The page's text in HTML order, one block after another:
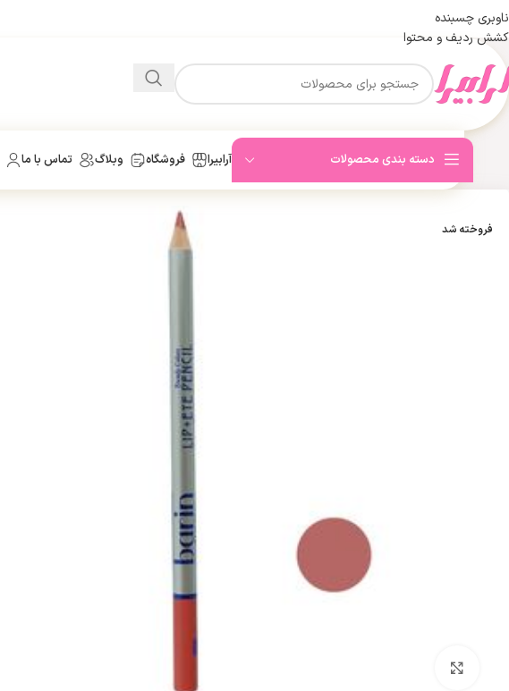
ناوبری چسبنده
کشش ردیف و محتوا
دسته بندی محصولات آرابیرا فروشگاه وبلاگ تماس با ما
فروخته شد